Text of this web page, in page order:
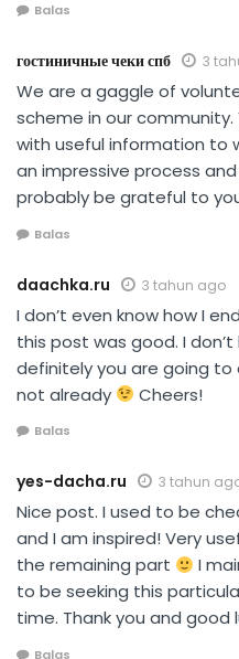
Balas
гостиничные чеки спб 3
We are a gaggle of
scheme in our
with useful information to
an impressive process
probably be grateful to
Balas
daachka.ru 3 tahun ago
I don’t even know how I
this post was good. I
definitely you are going
not already
Cheers!
Balas
yes-dacha.ru 3 tahun
Nice post. I used to be
and I am inspired! Very
the remaining part
I
to be seeking this
time. Thank you and good
Balas